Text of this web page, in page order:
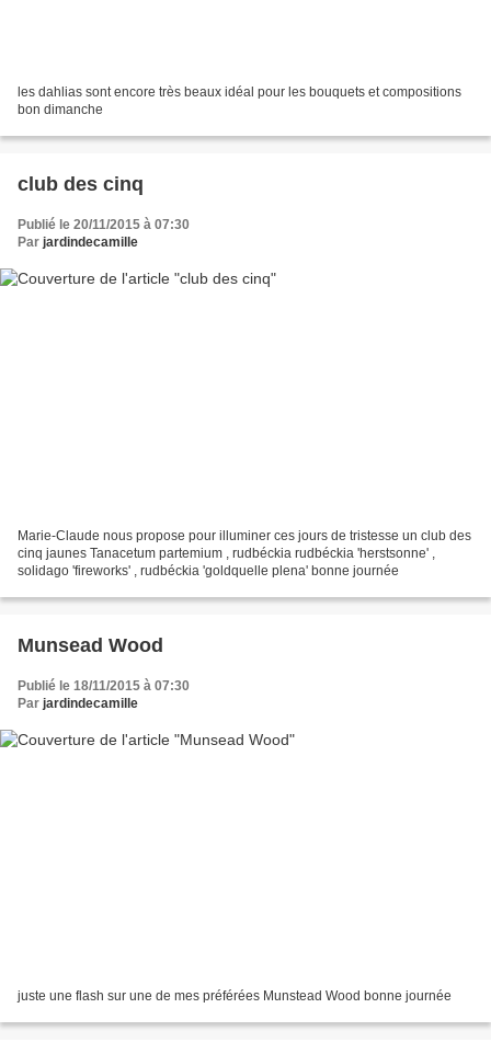
les dahlias sont encore très beaux idéal pour les bouquets et compositions
bon dimanche
club des cinq
Publié le 20/11/2015 à 07:30
Par jardindecamille
Marie-Claude nous propose pour illuminer ces jours de tristesse un club des
cinq jaunes Tanacetum partemium , rudbéckia rudbéckia 'herstsonne' ,
solidago 'fireworks' , rudbéckia 'goldquelle plena' bonne journée
Munsead Wood
Publié le 18/11/2015 à 07:30
Par jardindecamille
juste une flash sur une de mes préférées Munstead Wood bonne journée